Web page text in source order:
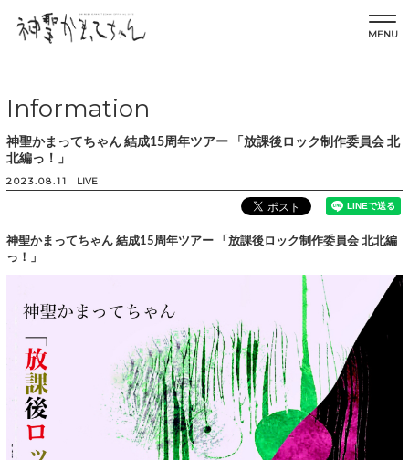
MENU
Information
神聖かまってちゃん 結成15周年ツアー 「放課後ロック制作委員会 北
北編っ！」
2023.08.11 LIVE
神聖かまってちゃん 結成15周年ツアー 「放課後ロック制作委員会 北北編
っ！」